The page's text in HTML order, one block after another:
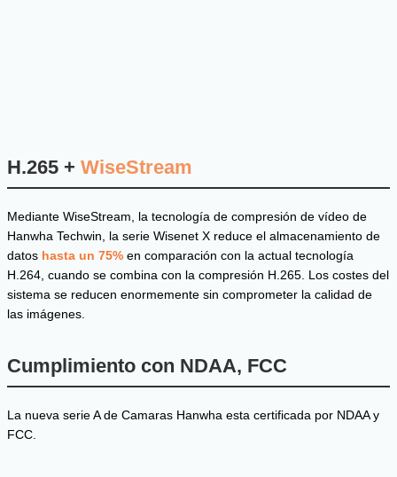
H.265 + WiseStream
Mediante WiseStream, la tecnología de compresión de vídeo de
Hanwha Techwin, la serie Wisenet X reduce el almacenamiento de
datos hasta un 75% en comparación con la actual tecnología
H.264, cuando se combina con la compresión H.265. Los costes del
sistema se reducen enormemente sin comprometer la calidad de
las imágenes.
Cumplimiento con NDAA, FCC
La nueva serie A de Camaras Hanwha esta certificada por NDAA y
FCC.